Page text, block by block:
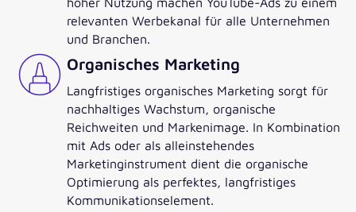
relevanten Werbekanal für alle Unternehmen
und Branchen.
Organisches Marketing
Langfristiges organisches Marketing sorgt für
nachhaltiges Wachstum, organische
Reichweiten und Markenimage. In Kombination
mit Ads oder als alleinstehendes
Marketinginstrument dient die organische
Optimierung als perfektes, langfristiges
Kommunikationselement.